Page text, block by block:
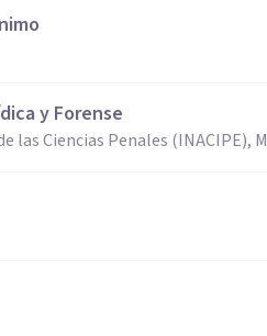
y Forense
las Ciencias Penales (INACIPE),